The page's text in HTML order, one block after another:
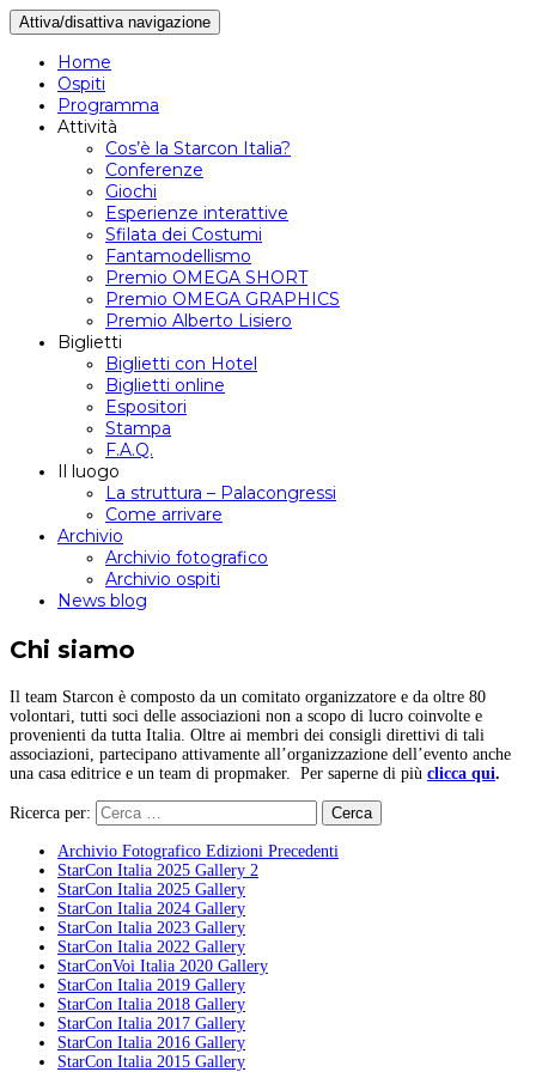
Attiva/disattiva navigazione
Home
Ospiti
Programma
Attività
Cos’è la Starcon Italia?
Conferenze
Giochi
Esperienze interattive
Sfilata dei Costumi
Fantamodellismo
Premio OMEGA SHORT
Premio OMEGA GRAPHICS
Premio Alberto Lisiero
Biglietti
Biglietti con Hotel
Biglietti online
Espositori
Stampa
F.A.Q.
Il luogo
La struttura – Palacongressi
Come arrivare
Archivio
Archivio fotografico
Archivio ospiti
News blog
Chi siamo
Il team Starcon è composto da un comitato organizzatore e da oltre 80
volontari, tutti soci delle associazioni non a scopo di lucro coinvolte e
provenienti da tutta Italia. Oltre ai membri dei consigli direttivi di tali
associazioni, partecipano attivamente all’organizzazione dell’evento anche
una casa editrice e un team di propmaker. Per saperne di più clicca qui.
Ricerca per:
Archivio Fotografico Edizioni Precedenti
StarCon Italia 2025 Gallery 2
StarCon Italia 2025 Gallery
StarCon Italia 2024 Gallery
StarCon Italia 2023 Gallery
StarCon Italia 2022 Gallery
StarConVoi Italia 2020 Gallery
StarCon Italia 2019 Gallery
StarCon Italia 2018 Gallery
StarCon Italia 2017 Gallery
StarCon Italia 2016 Gallery
StarCon Italia 2015 Gallery